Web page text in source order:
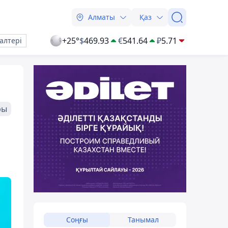
Алматы Қаз
+25°$469.93 €541.64 ₽5.71
Соңғы Танымал